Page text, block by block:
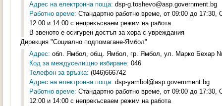
Адрес на електронна поща: dsp-g.toshevo@asp.government.bg
Работно време: Стандартно работно време, от 09:00 до
12:00 и 14:00 с непрекъсваем режим на работа
В звеното е осигурен достъп за хора с увреждания
Дирекция "Социално подпомагане-Ямбол"
Адрес: обл. Ямбол, общ. Ямбол, гр. Ямбол, ул. Марко Бехар
Код за междуселищно избиране: 046
Телефон за връзка: (046)666742
Адрес на електронна поща: dsp-yambol@asp.government.bg
Работно време: Стандартно работно време, от 09:00 до
12:00 и 14:00 с непрекъсваем режим на работа